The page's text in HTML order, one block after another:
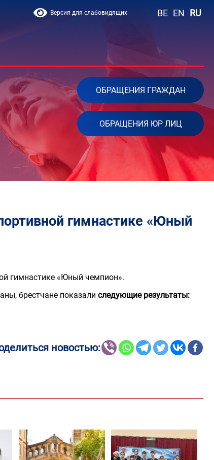
Версия для слабовидящих BE EN RU
ОБРАЩЕНИЯ ГРАЖДАН
ОБРАЩЕНИЯ ЮР ЛИЦ
гимнастике «Юный
гимнастике «Юный чемпион».
брестчане показалиследующие результаты:
новостью: